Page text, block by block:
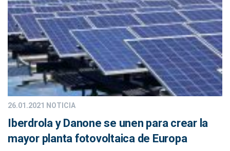
26.01.2021 NOTICIA
Iberdrola y Danone se unen para crear la
mayor planta fotovoltaica de Europa